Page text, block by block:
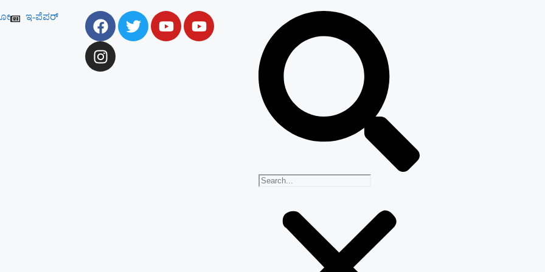
ಇ-ಪೆಪರ್